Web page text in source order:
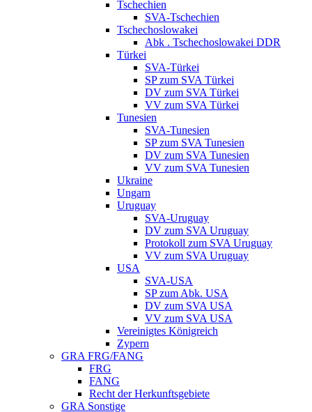
Tschechien
SVA-Tschechien
Tschechoslowakei
Abk . Tschechoslowakei DDR
Türkei
SVA-Türkei
SP zum SVA Türkei
DV zum SVA Türkei
VV zum SVA Türkei
Tunesien
SVA-Tunesien
SP zum SVA Tunesien
DV zum SVA Tunesien
VV zum SVA Tunesien
Ukraine
Ungarn
Uruguay
SVA-Uruguay
DV zum SVA Uruguay
Protokoll zum SVA Uruguay
VV zum SVA Uruguay
USA
SVA-USA
SP zum Abk. USA
DV zum SVA USA
VV zum SVA USA
Vereinigtes Königreich
Zypern
GRA FRG/FANG
FRG
FANG
Recht der Herkunftsgebiete
GRA Sonstige